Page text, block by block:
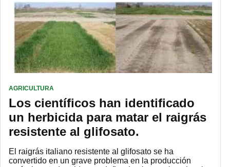
AGRICULTURA
Los científicos han identificado
un herbicida para matar el raigrás
resistente al glifosato.
El raigrás italiano resistente al glifosato se ha
convertido en un grave problema en la producción